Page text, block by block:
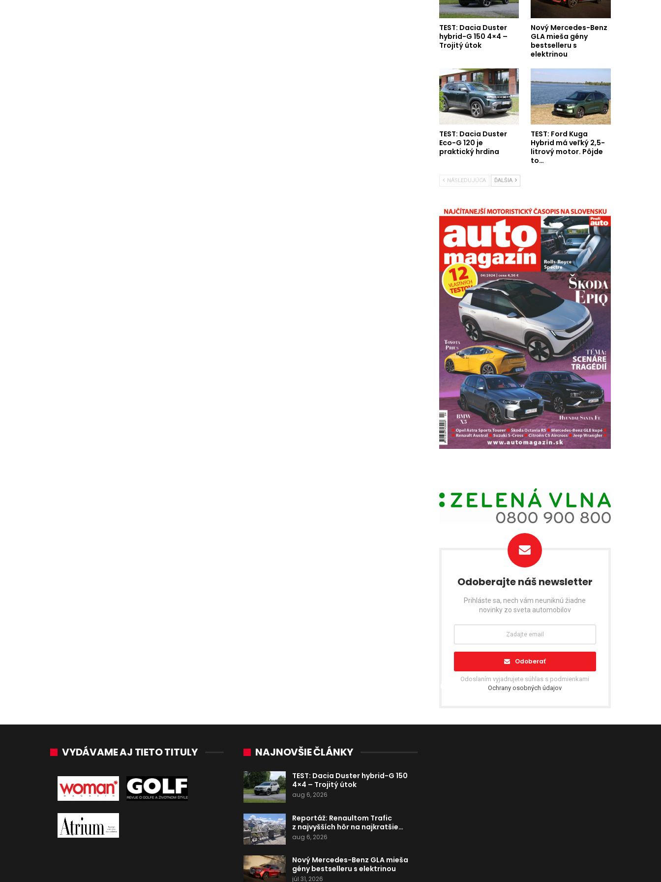
TEST: Dacia Duster
hybrid-G 150 4×4 –
Trojitý útok
Nový Mercedes-Benz
GLA mieša gény
bestselleru s
elektrinou
TEST: Dacia Duster
Eco-G 120 je
praktický hrdina
TEST: Ford Kuga
Hybrid má veľký 2,5-
litrový motor. Pôjde
to…
NÁSLEDUJÚCA ĎALŠIA
Odoberajte náš newsletter
Prihláste sa, nech vám neuniknú žiadne
novinky zo sveta automobilov
Odoberať
Odoslaním vyjadrujete súhlas s podmienkami
Ochrany osobných údajov
VYDÁVAME AJ TIETO TITULY NAJNOVŠIE ČLÁNKY
TEST: Dacia Duster hybrid-G 150
4×4 – Trojitý útok
aug 6, 2026
Reportáž: Renaultom Trafic
z najvyšších hôr na najkratšie…
aug 6, 2026
Nový Mercedes-Benz GLA mieša
gény bestselleru s elektrinou
júl 31, 2026